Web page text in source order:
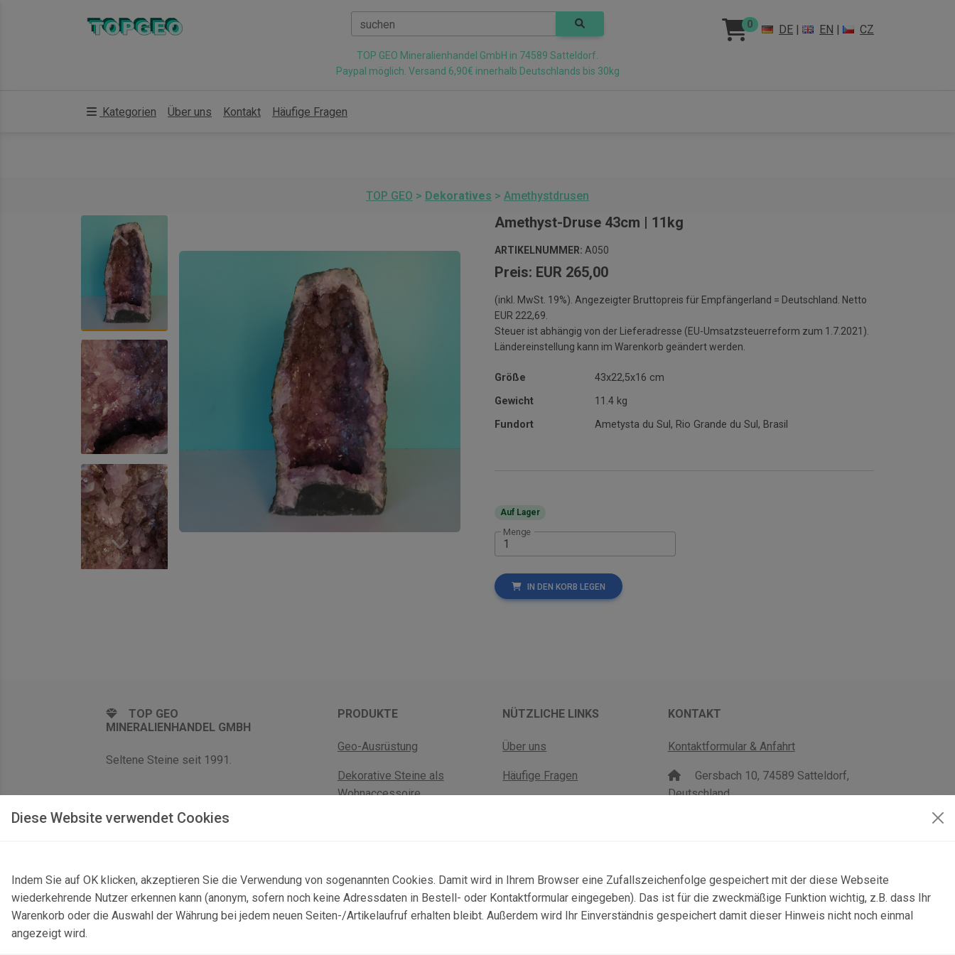
Diese Website verwendet Cookies
Indem Sie auf OK klicken, akzeptieren Sie die Verwendung von sogenannten Cookies. Damit wird in Ihrem Browser eine Zufallszeichenfolge gespeichert mit der diese Webseite
wiederkehrende Nutzer erkennen kann (anonym, sofern noch keine Adressdaten in Bestell- oder Kontaktformular eingegeben). Das ist für die zweckmäßige Funktion wichtig, z.B. dass Ihr
Warenkorb oder die Auswahl der Währung bei jedem neuen Seiten-/Artikelaufruf erhalten bleibt. Außerdem wird Ihr Einverständnis gespeichert damit dieser Hinweis nicht noch einmal
angezeigt wird.
suchen 0 DE | EN | CZ
TOP GEO Mineralienhandel GmbH in 74589 Satteldorf.
Paypal möglich. Versand 6,90€ innerhalb Deutschlands bis 30kg
Kategorien Über uns Kontakt Häufige Fragen
TOP GEO > Dekoratives > Amethystdrusen
Amethyst-Druse 43cm | 11kg
ARTIKELNUMMER: A050
Preis: EUR 265,00
(inkl. MwSt. 19%). Angezeigter Bruttopreis für Empfängerland = Deutschland. Netto
EUR 222,69.
Steuer ist abhängig von der Lieferadresse (EU-Umsatzsteuerreform zum 1.7.2021).
Ländereinstellung kann im Warenkorb geändert werden.
Größe
43x22,5x16 cm
Gewicht
11.4 kg
Fundort
Ametysta du Sul, Rio Grande du Sul, Brasil
Auf Lager
Menge
IN DEN KORB LEGEN
TOP GEO
MINERALIENHANDEL GMBH
Seltene Steine seit 1991.
PRODUKTE
Geo-Ausrüstung
Dekorative Steine als
Wohnaccessoire
NÜTZLICHE LINKS
Über uns
Häufige Fragen
KONTAKT
Kontaktformular & Anfahrt
Gersbach 10, 74589 Satteldorf,
Deutschland